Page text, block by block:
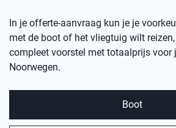
In je offerte-aanvraag kun je je
met de boot of het vliegtuig wilt
compleet voorstel met totaalprijs voor
Noorwegen.
Boot